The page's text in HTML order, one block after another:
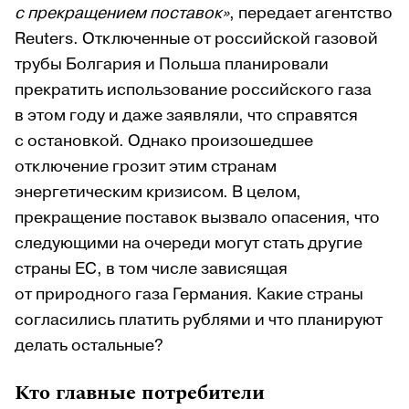
с прекращением поставок», передает агентство
Reuters. Отключенные от российской газовой
трубы Болгария и Польша планировали
прекратить использование российского газа
в этом году и даже заявляли, что справятся
с остановкой. Однако произошедшее
отключение грозит этим странам
энергетическим кризисом. В целом,
прекращение поставок вызвало опасения, что
следующими на очереди могут стать другие
страны ЕС, в том числе зависящая
от природного газа Германия. Какие страны
согласились платить рублями и что планируют
делать остальные?
Кто главные потребители